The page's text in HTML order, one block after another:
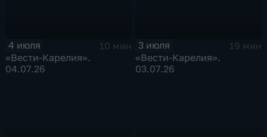
4 июля
10 мин
«Вести-Карелия».
04.07.26
3 июля
19 мин
«Вести-Карелия».
03.07.26